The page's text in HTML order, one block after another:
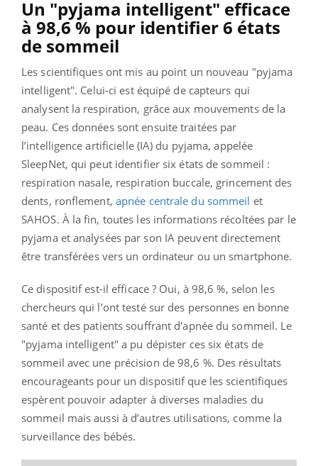
Un "pyjama intelligent" efficace
à 98,6 % pour identifier 6 états
de sommeil
Les scientifiques ont mis au point un nouveau "pyjama
intelligent". Celui-ci est équipé de capteurs qui
analysent la respiration, grâce aux mouvements de la
peau. Ces données sont ensuite traitées par
l’intelligence artificielle (IA) du pyjama, appelée
SleepNet, qui peut identifier six états de sommeil :
respiration nasale, respiration buccale, grincement des
dents, ronflement, apnée centrale du sommeil et
SAHOS. À la fin, toutes les informations récoltées par le
pyjama et analysées par son IA peuvent directement
être transférées vers un ordinateur ou un smartphone.
Ce dispositif est-il efficace ? Oui, à 98,6 %, selon les
chercheurs qui l’ont testé sur des personnes en bonne
santé et des patients souffrant d'apnée du sommeil. Le
"pyjama intelligent" a pu dépister ces six états de
sommeil avec une précision de 98,6 %. Des résultats
encourageants pour un dispositif que les scientifiques
espèrent pouvoir adapter à diverses maladies du
sommeil mais aussi à d’autres utilisations, comme la
surveillance des bébés.